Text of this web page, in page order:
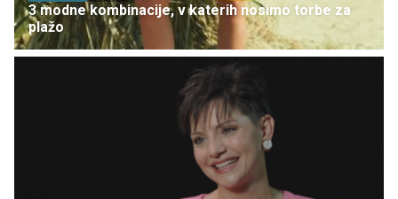
3 modne kombinacije, v katerih nosimo torbe za
plažo